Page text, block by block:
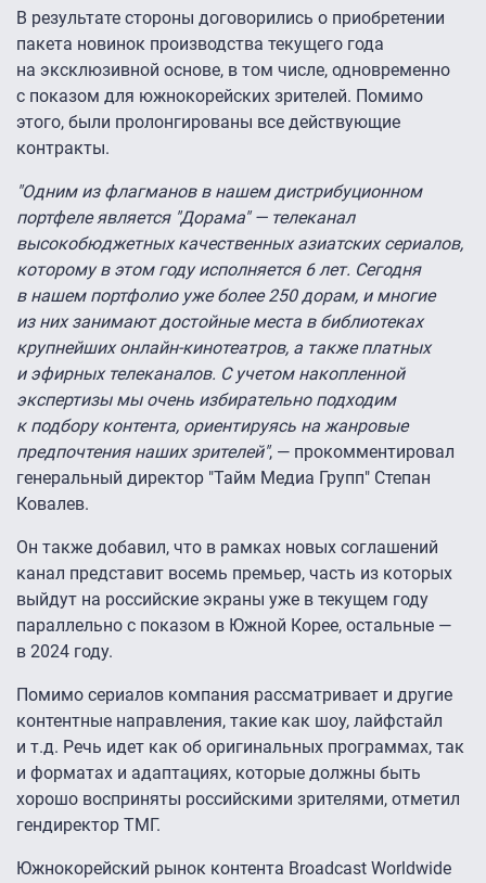
В результате стороны договорились о приобретении
пакета новинок производства текущего года
на эксклюзивной основе, в том числе, одновременно
с показом для южнокорейских зрителей. Помимо
этого, были пролонгированы все действующие
контракты.
"Одним из флагманов в нашем дистрибуционном
портфеле является "Дорама" — телеканал
высокобюджетных качественных азиатских сериалов,
которому в этом году исполняется 6 лет. Сегодня
в нашем портфолио уже более 250 дорам, и многие
из них занимают достойные места в библиотеках
крупнейших онлайн-кинотеатров, а также платных
и эфирных телеканалов. С учетом накопленной
экспертизы мы очень избирательно подходим
к подбору контента, ориентируясь на жанровые
предпочтения наших зрителей", — прокомментировал
генеральный директор "Тайм Медиа Групп" Степан
Ковалев.
Он также добавил, что в рамках новых соглашений
канал представит восемь премьер, часть из которых
выйдут на российские экраны уже в текущем году
параллельно с показом в Южной Корее, остальные —
в 2024 году.
Помимо сериалов компания рассматривает и другие
контентные направления, такие как шоу, лайфстайл
и т.д. Речь идет как об оригинальных программах, так
и форматах и адаптациях, которые должны быть
хорошо восприняты российскими зрителями, отметил
гендиректор ТМГ.
Южнокорейский рынок контента Broadcast Worldwide